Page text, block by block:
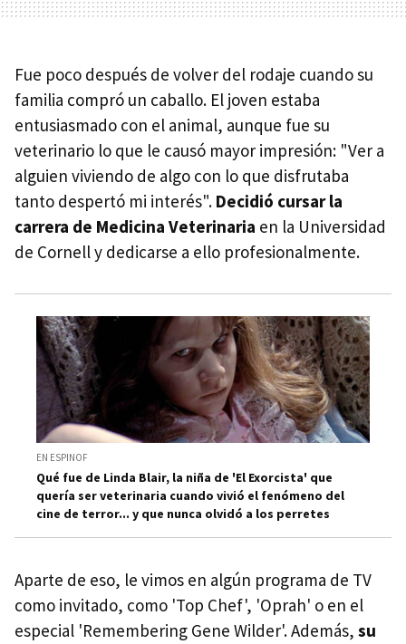
Fue poco después de volver del rodaje cuando su
familia compró un caballo. El joven estaba
entusiasmado con el animal, aunque fue su
veterinario lo que le causó mayor impresión: "Ver a
alguien viviendo de algo con lo que disfrutaba
tanto despertó mi interés". Decidió cursar la
carrera de Medicina Veterinaria en la Universidad
de Cornell y dedicarse a ello profesionalmente.
EN ESPINOF
Qué fue de Linda Blair, la niña de 'El Exorcista' que
quería ser veterinaria cuando vivió el fenómeno del
cine de terror... y que nunca olvidó a los perretes
Aparte de eso, le vimos en algún programa de TV
como invitado, como 'Top Chef', 'Oprah' o en el
especial 'Remembering Gene Wilder'. Además, su